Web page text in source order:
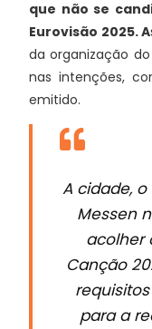
que não se
Eurovisão 2025. A
da organização
nas intenções,
emitido.
A cidade,
Messen
acolher
Canção
para a